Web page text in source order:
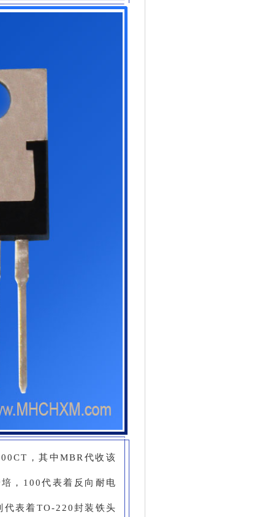
，其中MBR代收该
，100代表着反向耐电
表着TO-220封装铁头